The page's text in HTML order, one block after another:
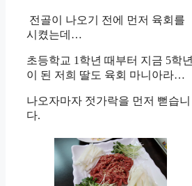
전골이 나오기 전에 먼저 육회를
시켰는데…
초등학교 1학년 때부터 지금 5학년
이 된 저희 딸도 육회 마니아라…
나오자마자 젓가락을 먼저 뻗습니
다.